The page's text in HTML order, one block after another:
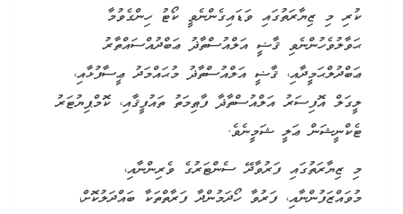
ކުރި މި ޒިޔާރަތުގައި ވަޑައިގެންނެވީ ކޯޓު ހިންގެވުމާ
ޙަވާލުވެހުންނެވި ޤާޟީ އަލްއުސްތާޛު ޢަބްދުއްސައްތާރު
ޢަބްދުލްޙަމީދާއި، ޤާޟީ އަލްއުސްތާޛު މުޙައްމަދު ޢީސާފުޅާއި،
ލީގަލް އޮފިސަރު އަލްއުސްތާޛާ ފާޠިމަތު ތައުފީޤާއި، ކޮމްޕިޔުޓަރު
ޓެކްނީޝަން ޢަލީ ޝަމީނެވެ.
މި ޒިޔާރަތުގައި ފަރުވާދޭ ސެންޓަރުގެ ވެރިންނާއި،
މުވައްޒަފުންނާއި، ފަރުވާ ހޯދަމުންދާ ފަރާތްތަކާ ބައްދަލުކޮށް،